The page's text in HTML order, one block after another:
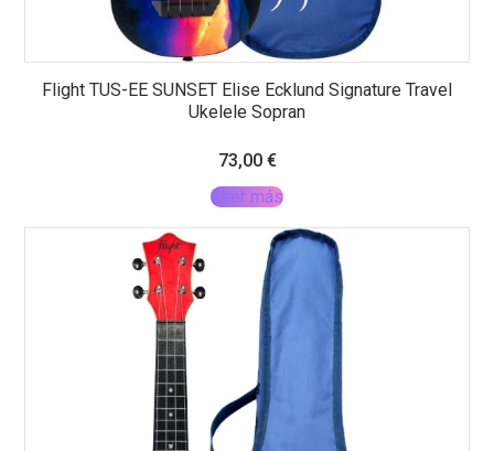
Flight TUS-EE SUNSET Elise Ecklund Signature Travel
Ukelele Sopran
73,00 €
Leer más